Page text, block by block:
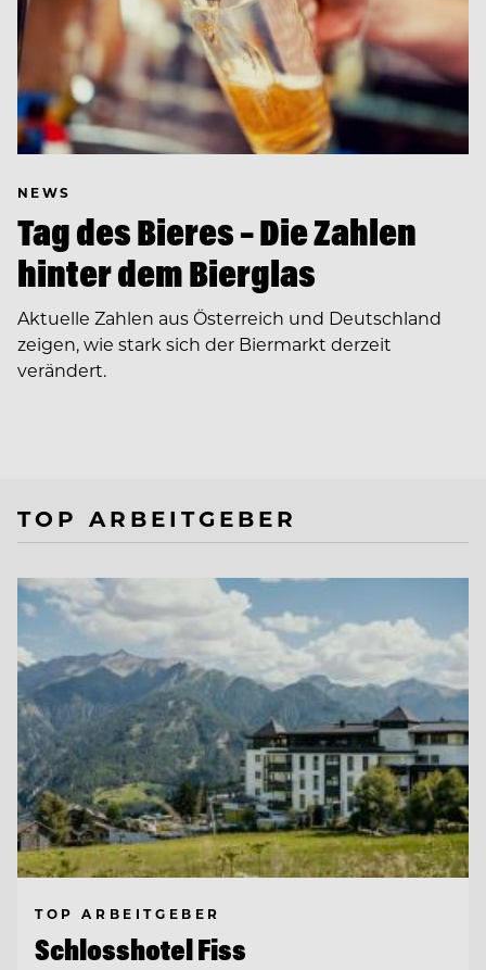
NEWS
Tag des Bieres – Die Zahlen
hinter dem Bierglas
Aktuelle Zahlen aus Österreich und Deutschland
zeigen, wie stark sich der Biermarkt derzeit
verändert.
TOP ARBEITGEBER
TOP ARBEITGEBER
Schlosshotel Fiss